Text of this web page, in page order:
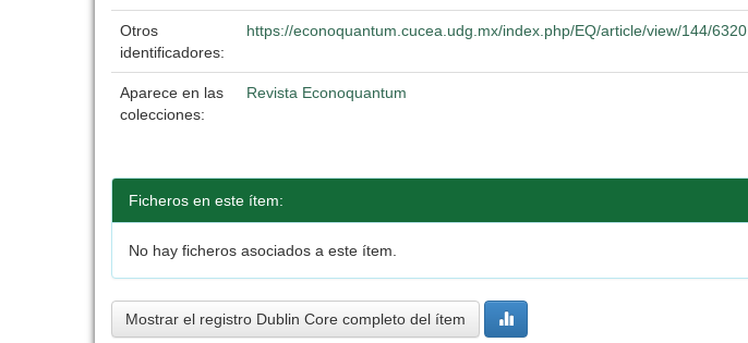
Otros
identificadores:
https://econoquantum.cucea.udg.mx/index.php/EQ/article/view/144/6320
Aparece en las
colecciones:
Revista Econoquantum
Ficheros en este ítem:
No hay ficheros asociados a este ítem.
Mostrar el registro Dublin Core completo del ítem